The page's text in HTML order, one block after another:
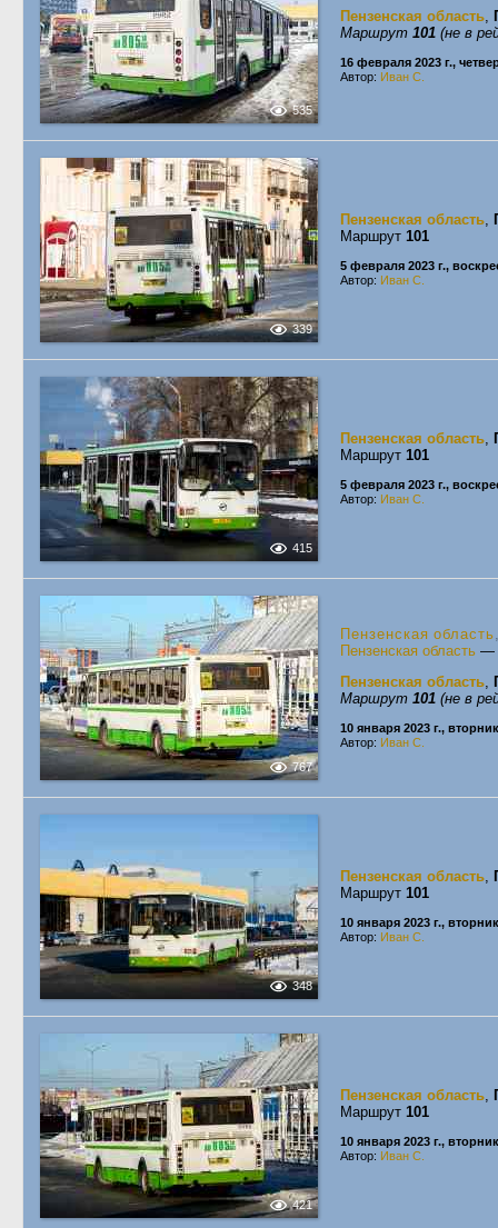
535
Пензенская область,
Маршрут 101 (не в
16 февраля 2023 г.,
Автор: Иван С.
339
Пензенская область,
Маршрут 101
5 февраля 2023 г.,
Автор: Иван С.
415
Пензенская область,
Маршрут 101
5 февраля 2023 г.,
Автор: Иван С.
767
Пензенская область
Пензенская область —
Пензенская область,
Маршрут 101 (не в
10 января 2023 г., вторник
Автор: Иван С.
348
Пензенская область,
Маршрут 101
10 января 2023 г., вторник
Автор: Иван С.
421
Пензенская область,
Маршрут 101
10 января 2023 г., вторник
Автор: Иван С.